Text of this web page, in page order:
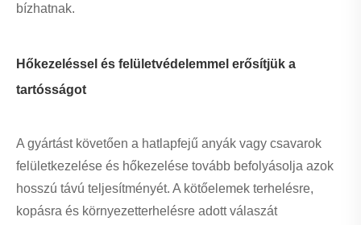
bízhatnak.
Hőkezeléssel és felületvédelemmel erősítjük a
tartósságot
A gyártást követően a hatlapfejű anyák vagy csavarok
felületkezelése és hőkezelése tovább befolyásolja azok
hosszú távú teljesítményét. A kötőelemek terhelésre,
kopásra és környezetterhelésre adott válaszát